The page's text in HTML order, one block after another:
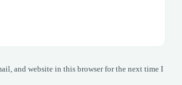
and website in this browser for the next time I